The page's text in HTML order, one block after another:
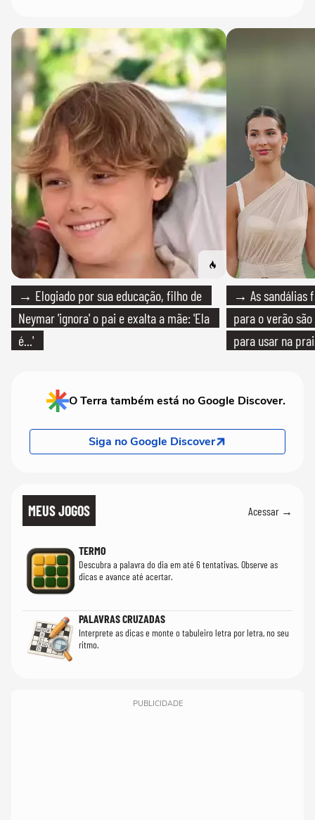
→ Elogiado por sua educação, filho de
Neymar 'ignora' o pai e exalta a mãe: 'Ela
é...'
→ As sandálias
para o verão
para usar na
O Terra também está no Google Discover.
Siga no Google Discover
MEUS JOGOS Acessar →
TERMO
Descubra a palavra do dia em até 6 tentativas. Observe as
dicas e avance até acertar.
PALAVRAS CRUZADAS
Interprete as dicas e monte o tabuleiro letra por letra, no seu
ritmo.
PUBLICIDADE